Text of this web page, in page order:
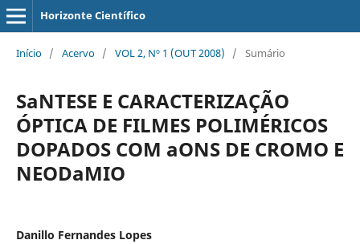
Horizonte Científico
Início / Acervo / VOL 2, Nº 1 (OUT 2008) / Sumário
SaNTESE E CARACTERIZAÇÃO
ÓPTICA DE FILMES POLIMÉRICOS
DOPADOS COM aONS DE CROMO E
NEODaMIO
Danillo Fernandes Lopes